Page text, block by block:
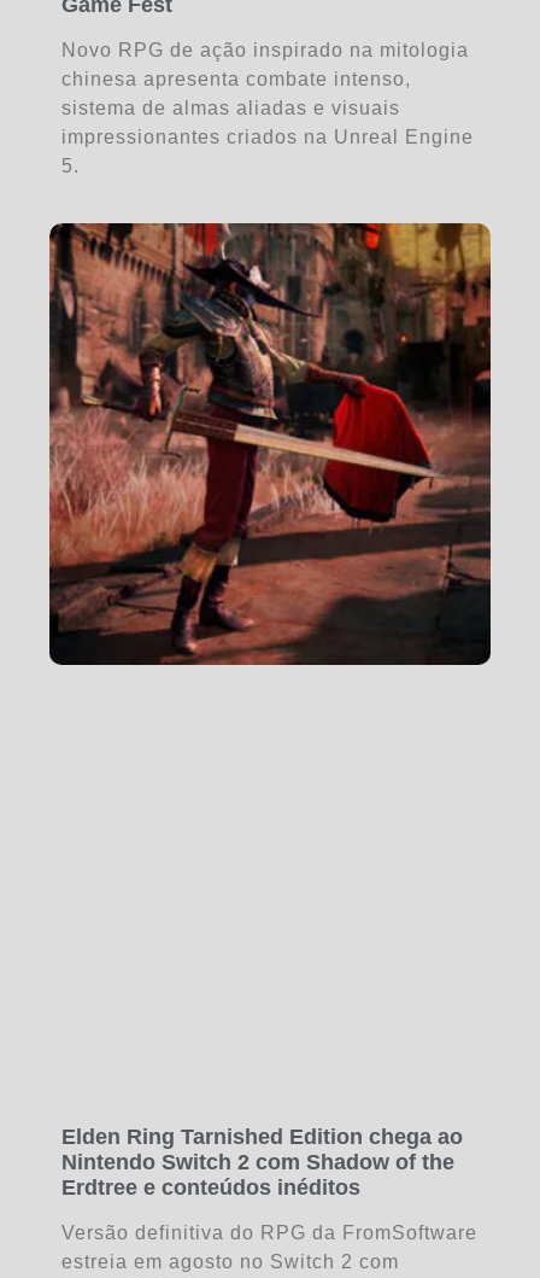
Game Fest
Novo RPG de ação inspirado na mitologia
chinesa apresenta combate intenso,
sistema de almas aliadas e visuais
impressionantes criados na Unreal Engine
5.
Elden Ring Tarnished Edition chega ao
Nintendo Switch 2 com Shadow of the
Erdtree e conteúdos inéditos
Versão definitiva do RPG da FromSoftware
estreia em agosto no Switch 2 com